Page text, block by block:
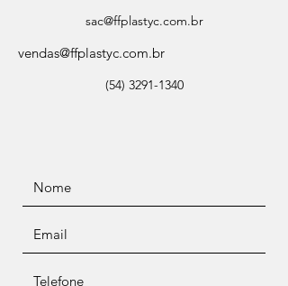
sac@ffplastyc.com.br
vendas@ffplastyc.com.br
(54) 3291-1340